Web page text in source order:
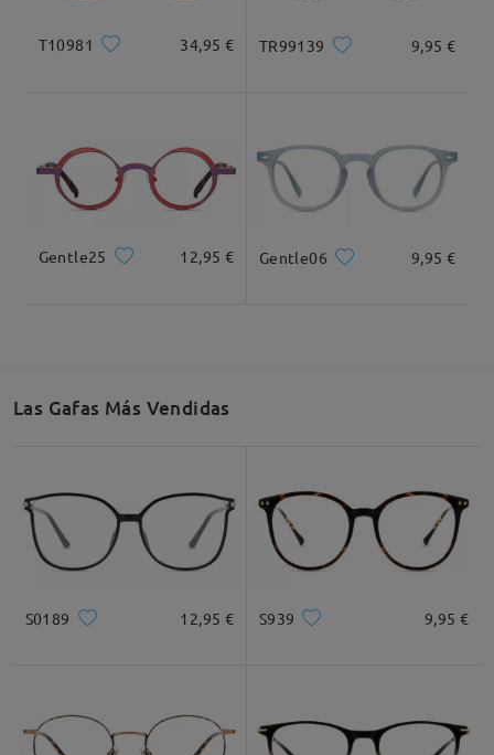
T10981 34,95 € TR99139 9,95 €
Gentle25 12,95 € Gentle06 9,95 €
Las Gafas Más Vendidas
S0189 12,95 € S939 9,95 €